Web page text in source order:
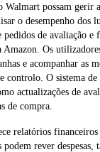
Walmart possam gerir
o desempenho dos
de avaliação e
Os
e acompanhar as
controlo. O sistema
actualizações de
de compra.
relatórios
rever despesas,